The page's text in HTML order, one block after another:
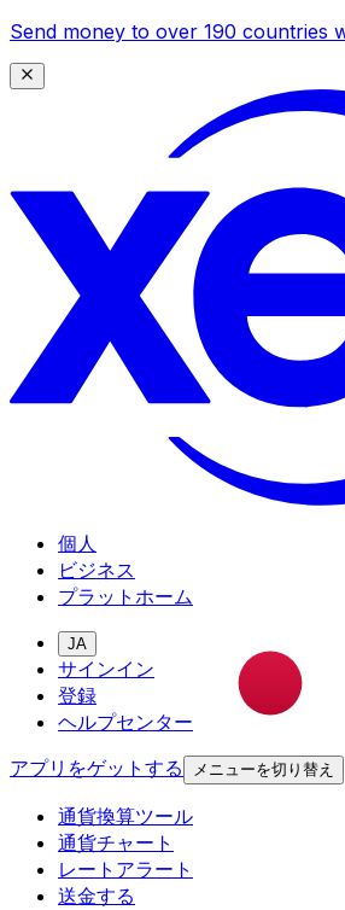
Send money to over 190 countries
個人
ビジネス
プラットホーム
JA
サインイン
登録
ヘルプセンター
アプリをゲットする
メニューを切り替え
通貨換算ツール
通貨チャート
レートアラート
送金する